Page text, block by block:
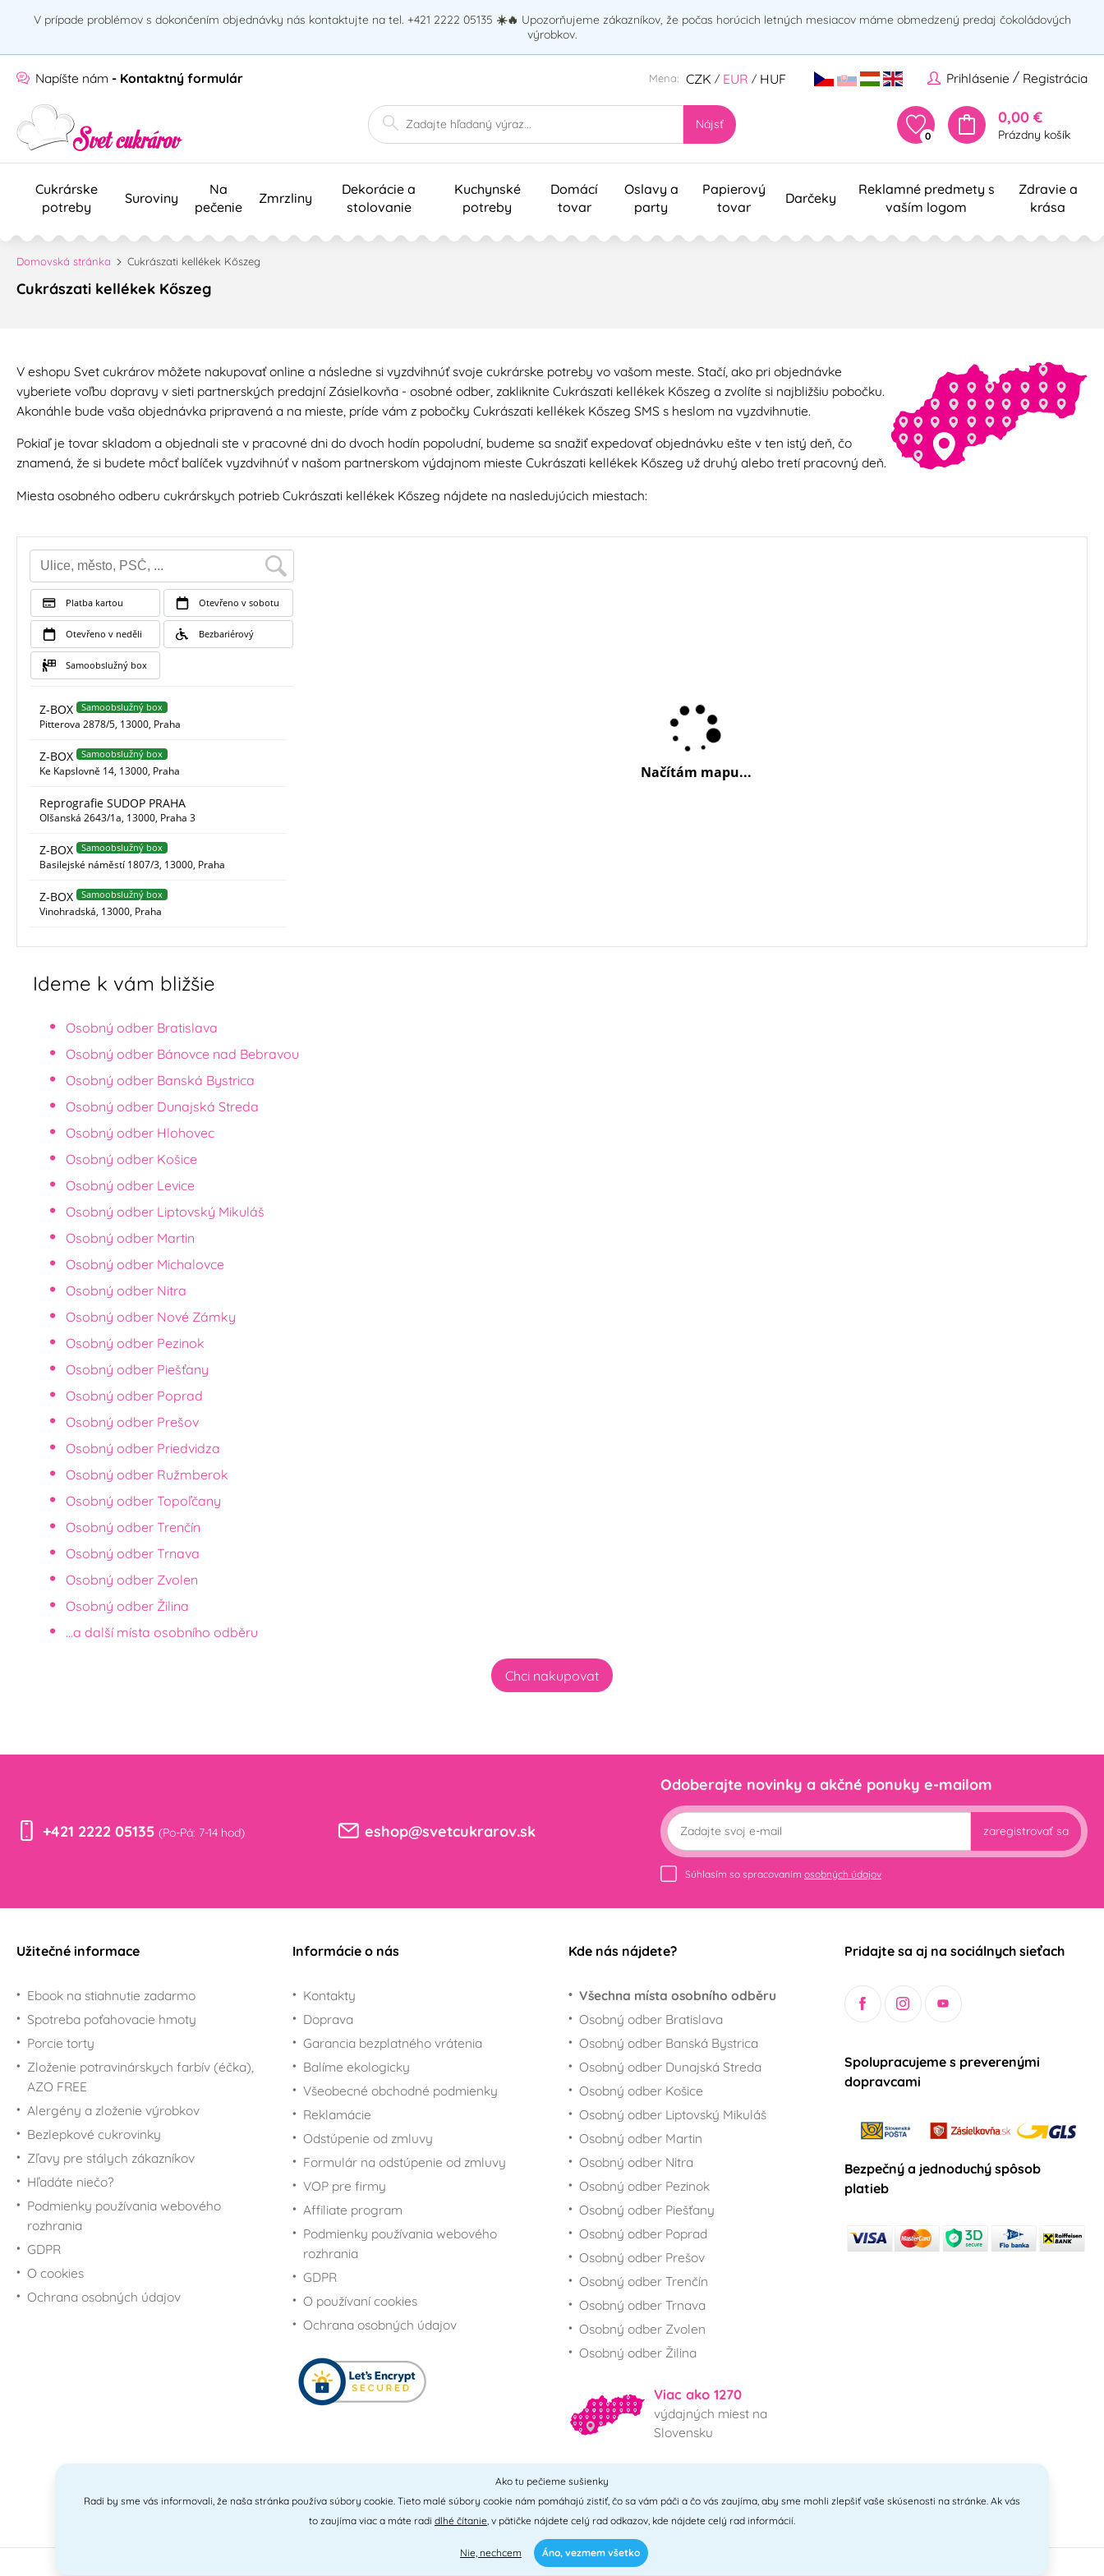
V prípade problémov s dokončením objednávky nás kontaktujte na tel. +421 2222 05135 ☀️🔥 Upozorňujeme zákazníkov, že počas horúcich letných mesiacov máme obmedzený predaj čokoládových
výrobkov.
Napíšte nám - Kontaktný formulár Prihlásenie / Registrácia
Mena: CZK / EUR / HUF
Nájsť
0
0,00 €
Prázdny košík
Cukrárske
potreby
Suroviny
Na
pečenie
Zmrzliny
Dekorácie a
stolovanie
Kuchynské
potreby
Domácí
tovar
Oslavy a
party
Papierový
tovar
Darčeky
Reklamné predmety s
vaším logom
Zdravie a
krása
Domovská stránka Cukrászati kellékek Kőszeg
Cukrászati kellékek Kőszeg
V eshopu Svet cukrárov môžete nakupovať online a následne si vyzdvihnúť svoje cukrárske potreby vo vašom meste. Stačí, ako pri objednávke
vyberiete voľbu dopravy v sieti partnerských predajní Zásielkovňa - osobné odber, zakliknite Cukrászati kellékek Kőszeg a zvolíte si najbližšiu pobočku.
Akonáhle bude vaša objednávka pripravená a na mieste, príde vám z pobočky Cukrászati kellékek Kőszeg SMS s heslom na vyzdvihnutie.
Pokiaľ je tovar skladom a objednali ste v pracovné dni do dvoch hodín popoludní, budeme sa snažiť expedovať objednávku ešte v ten istý deň, čo
znamená, že si budete môcť balíček vyzdvihnúť v našom partnerskom výdajnom mieste Cukrászati kellékek Kőszeg už druhý alebo tretí pracovný deň.
Miesta osobného odberu cukrárskych potrieb Cukrászati kellékek Kőszeg nájdete na nasledujúcich miestach:
Ideme k vám bližšie
Osobný odber Bratislava
Osobný odber Bánovce nad Bebravou
Osobný odber Banská Bystrica
Osobný odber Dunajská Streda
Osobný odber Hlohovec
Osobný odber Košice
Osobný odber Levice
Osobný odber Liptovský Mikuláš
Osobný odber Martin
Osobný odber Michalovce
Osobný odber Nitra
Osobný odber Nové Zámky
Osobný odber Pezinok
Osobný odber Piešťany
Osobný odber Poprad
Osobný odber Prešov
Osobný odber Priedvidza
Osobný odber Ružmberok
Osobný odber Topoľčany
Osobný odber Trenčín
Osobný odber Trnava
Osobný odber Zvolen
Osobný odber Žilina
...a další místa osobního odběru
Chci nakupovat
+421 2222 05135 (Po-Pá: 7-14 hod) eshop@svetcukrarov.sk
Odoberajte novinky a akčné ponuky e-mailom
zaregistrovať sa
Súhlasím so spracovaním osobných údajov
Užitečné informace
Ebook na stiahnutie zadarmo
Spotreba poťahovacie hmoty
Porcie torty
Zloženie potravinárskych farbív (éčka),
AZO FREE
Alergény a zloženie výrobkov
Bezlepkové cukrovinky
Zľavy pre stálych zákazníkov
Hľadáte niečo?
Podmienky používania webového
rozhrania
GDPR
O cookies
Ochrana osobných údajov
Informácie o nás
Kontakty
Doprava
Garancia bezplatného vrátenia
Balíme ekologicky
Všeobecné obchodné podmienky
Reklamácie
Odstúpenie od zmluvy
Formulár na odstúpenie od zmluvy
VOP pre firmy
Affiliate program
Podmienky používania webového
rozhrania
GDPR
O používaní cookies
Ochrana osobných údajov
Kde nás nájdete?
Všechna místa osobního odběru
Osobný odber Bratislava
Osobný odber Banská Bystrica
Osobný odber Dunajská Streda
Osobný odber Košice
Osobný odber Liptovský Mikuláš
Osobný odber Martin
Osobný odber Nitra
Osobný odber Pezinok
Osobný odber Piešťany
Osobný odber Poprad
Osobný odber Prešov
Osobný odber Trenčín
Osobný odber Trnava
Osobný odber Zvolen
Osobný odber Žilina
Viac ako 1270
výdajných miest na
Slovensku
Všetky miesta
Pridajte sa aj na sociálnych sieťach
Spolupracujeme s preverenými
dopravcami
Bezpečný a jednoduchý spôsob
platieb
2010 - 2026 © PNM International s.r.o. • technické riešenieSimplia
Ako tu pečieme sušienky
Radi by sme vás informovali, že naša stránka používa súbory cookie. Tieto malé súbory cookie nám pomáhajú zistiť, čo sa vám páči a čo vás zaujíma, aby sme mohli zlepšiť vaše skúsenosti na stránke. Ak vás
to zaujíma viac a máte radi dlhé čítanie, v pätičke nájdete celý rad odkazov, kde nájdete celý rad informácií.
Nie, nechcem Áno, vezmem všetko